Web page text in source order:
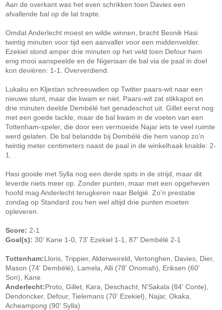
Aan de overkant was het even schrikken toen Davies een
afvallende bal op de lat trapte.
Omdat Anderlecht moest en wilde winnen, bracht Besnik Hasi
twintig minuten voor tijd een aanvaller voor een middenvelder.
Ezekiel stond amper drie minuten op het veld toen Defour hem
enig mooi aanspeelde en de Nigeriaan de bal via de paal in doel
kon deviëren: 1-1. Oververdiend.
Lukaku en Kljestan schreeuwden op Twitter paars-wit naar een
nieuwe stunt, maar die kwam er niet. Paars-wit zat stikkapot en
drie minuten deelde Dembélé het genadeschot uit. Gillet eerst nog
met een goede tackle, maar de bal kwam in de voeten van een
Tottenham-speler, die door een vermoeide Najar iets te veel ruimte
werd gelaten. De bal belandde bij Dembélé die hem vanop zo'n
twintig meter centimeters naast de paal in de winkelhaak knalde: 2-
1.
Hasi gooide met Sylla nog een derde spits in de strijd, maar dit
leverde niets meer op. Zonder punten, maar met een opgeheven
hoofd mag Anderlecht terugkeren naar België. Zo'n prestatie
zondag op Standard zou hen wel altijd drie punten moeten
opleveren.
Score: 2-1
Goal(s): 30' Kane 1-0, 73' Ezekiel 1-1, 87' Dembélé 2-1
Tottenham:Lloris, Trippier, Alderweireld, Vertonghen, Davies, Dier,
Mason (74' Dembélé), Lamela, Alli (78' Onomah), Eriksen (60'
Son), Kane
Anderlecht:Proto, Gillet, Kara, Deschacht, N'Sakala (84' Conte),
Dendoncker, Defour, Tielemans (70' Ezekiel), Najar, Okaka,
Acheampong (90' Sylla)